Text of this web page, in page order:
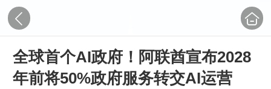
全球首个AI政府！阿联酋宣布2028
年前将50%政府服务转交AI运营